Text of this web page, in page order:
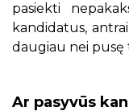
pasiekti
kandidatus,
daugiau nei pusę
Ar pasyvūs